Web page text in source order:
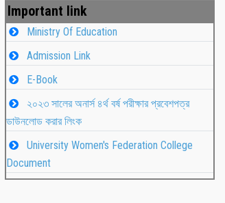
Important link
Ministry Of Education
Admission Link
E-Book
২০২৩ সালের অনার্স ৪র্থ বর্ষ পরীক্ষার প্রবেশপত্র
ডাউনলোড করার লিংক
University Women's Federation College
Document